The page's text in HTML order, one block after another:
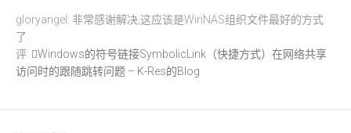
gloryangel: 非常感谢解决,这应该是WinNAS组织文件最好的方式
了.
评:
Windows的符号链接SymbolicLink（快捷方式）在网络共享
访问时的跟随跳转问题 – K-Res的Blog